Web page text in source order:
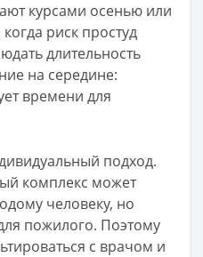
курсами осенью или
риск простуд
длительность
на середине:
времени для
подход.
комплекс может
человеку, но
пожилого. Поэтому
с врачом и